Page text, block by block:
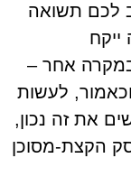
לכם תשואה
אחר –
לעשות
את זה נכון,
הקצת-מסוכן